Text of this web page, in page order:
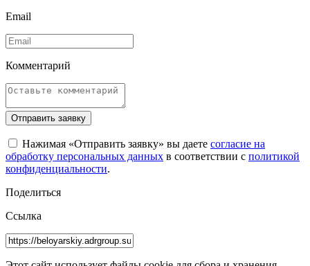
Email
Комментарий
Отправить заявку
Нажимая «Отправить заявку» вы даете согласие на
обработку персональных данных в соответствии с политикой
конфиденциальности.
Поделиться
Ссылка